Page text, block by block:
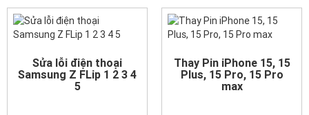
Sửa lỗi điện thoại
Samsung Z FLip 1 2 3 4
5
Thay Pin iPhone 15, 15
Plus, 15 Pro, 15 Pro
max